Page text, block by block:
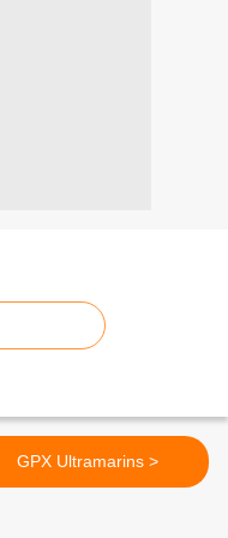
GPX Ultramarins >